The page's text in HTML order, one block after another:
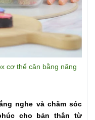
cơ thể cân bằng năng
nghe và chăm sóc
cho bản thân từ